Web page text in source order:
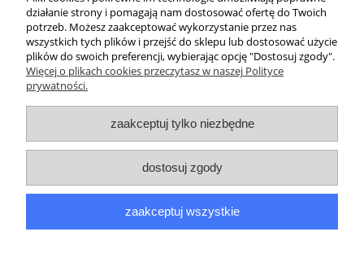
Pomoc
Moje konto
Płatności i dostawa
Informacje
O nas
działanie strony i pomagają nam dostosować ofertę do Twoich
potrzeb. Możesz zaakceptować wykorzystanie przez nas
wszystkich tych plików i przejść do sklepu lub dostosować użycie
plików do swoich preferencji, wybierając opcję "Dostosuj zgody".
Więcej o plikach cookies przeczytasz w naszej Polityce
prywatności.
zaakceptuj tylko niezbędne
dostosuj zgody
zaakceptuj wszystkie